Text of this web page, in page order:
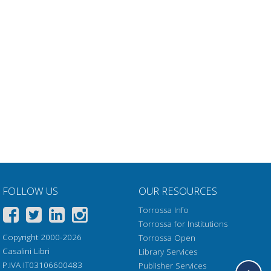
FOLLOW US
Copyright 2000-2026
Casalini Libri
P.IVA IT03106600483
OUR RESOURCES
Torrossa Info
Torrossa for Institutions
Torrossa Open
Library Services
Publisher Services